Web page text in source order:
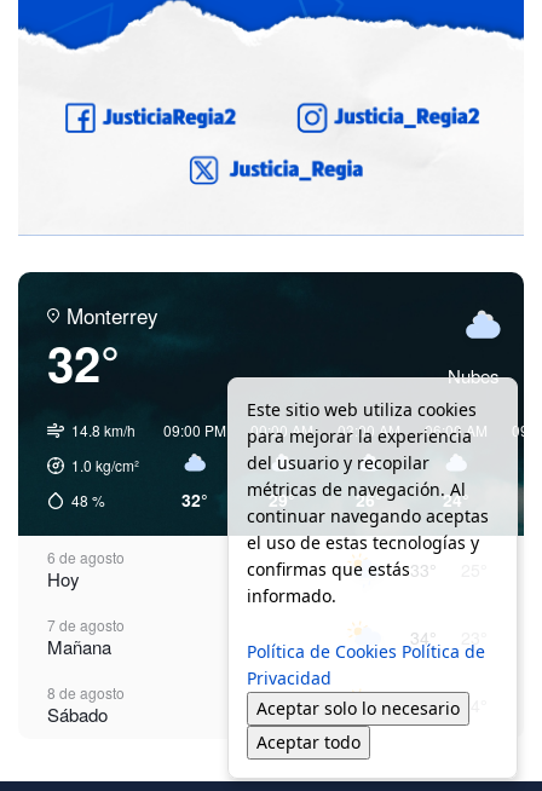
Monterrey
32° Nubes
14.8 km/h
1.0 kg/cm²
48 %
09:00 PM
32°
00:00 AM
29°
03:00 AM
26°
06:00 AM
24°
6 de agosto
Hoy 33°
7 de agosto
Mañana 34°
8 de agosto
Sábado 36°
Domingo 35° 24°
Este sitio web utiliza cookies
para mejorar la experiencia
del usuario y recopilar
métricas de navegación. Al
continuar navegando aceptas
el uso de estas tecnologías y
confirmas que estás
informado.
Política de Cookies Política de
Privacidad
Aceptar solo lo necesario
Aceptar todo